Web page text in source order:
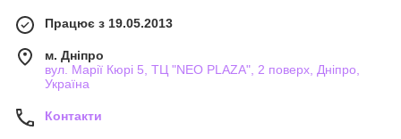
Працює з 19.05.2013
м. Дніпро
вул. Марії Кюрі 5, ТЦ "NEO PLAZA", 2 поверх, Дніпро,
Україна
Контакти